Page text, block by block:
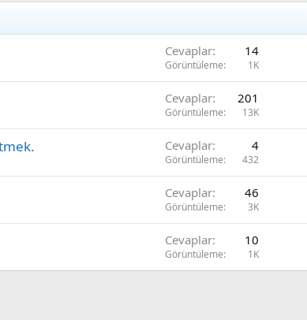
Cevaplar 14
Görüntüleme 1K
Cevaplar 201
Görüntüleme 13K
Cevaplar 4
Görüntüleme 432
Cevaplar 46
Görüntüleme 3K
Cevaplar 10
Görüntüleme 1K